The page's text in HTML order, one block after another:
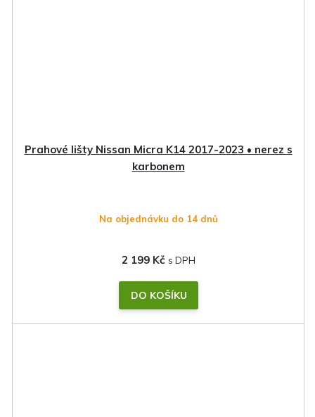
Prahové lišty Nissan Micra K14 2017-2023 • nerez s
karbonem
Na objednávku do 14 dnů
2 199 Kč
DO KOŠÍKU